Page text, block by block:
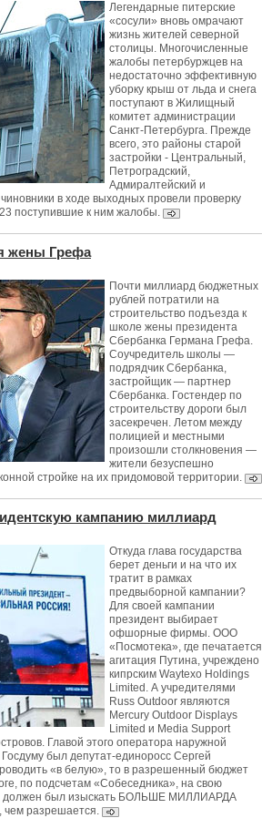
Легендарные питерские
«сосули» вновь омрачают
жизнь жителей северной
столицы. Многочисленные
жалобы петербуржцев на
недостаточно эффективную
уборку крыш от льда и снега
поступают в Жилищный
комитет администрации
Санкт-Петербурга. Прежде
всего, это районы старой
застройки - Центральный,
Петроградский,
Адмиралтейский и
в ходе выходных провели проверку
поступившие к ним жалобы.
жены Грефа
Почти миллиард бюджетных
рублей потратили на
строительство подъезда к
школе жены президента
Сбербанка Германа Грефа.
Соучредитель школы —
подрядчик Сбербанка,
застройщик — партнер
Сбербанка. Гостендер по
строительству дороги был
засекречен. Летом между
полицией и местными
произошли столкновения —
жители безуспешно
стройке на их придомовой территории.
кампанию миллиард
Откуда глава государства
берет деньги и на что их
тратит в рамках
предвыборной кампании?
Для своей кампании
президент выбирает
офшорные фирмы. ООО
«Посмотека», где печатается
агитация Путина, учреждено
кипрским Waytexo Holdings
Limited. А учредителями
Russ Outdoor являются
Mercury Outdoor Displays
Limited и Media Support
Главой этого оператора наружной
был депутат-единоросс Сергей
«в белую», то в разрешенный бюджет
по подсчетам «Собеседника», на свою
должен был изыскать БОЛЬШЕ МИЛЛИАРДА
чем разрешается.